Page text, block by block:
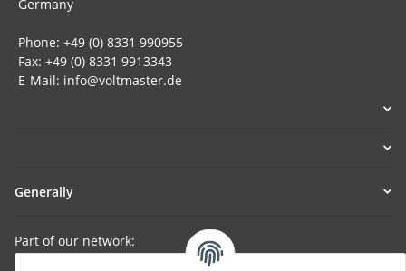
Germany
Phone: +49 (0) 8331 990955
Fax: +49 (0) 8331 9913343
E-Mail: info@voltmaster.de
Generally
Part of our network: